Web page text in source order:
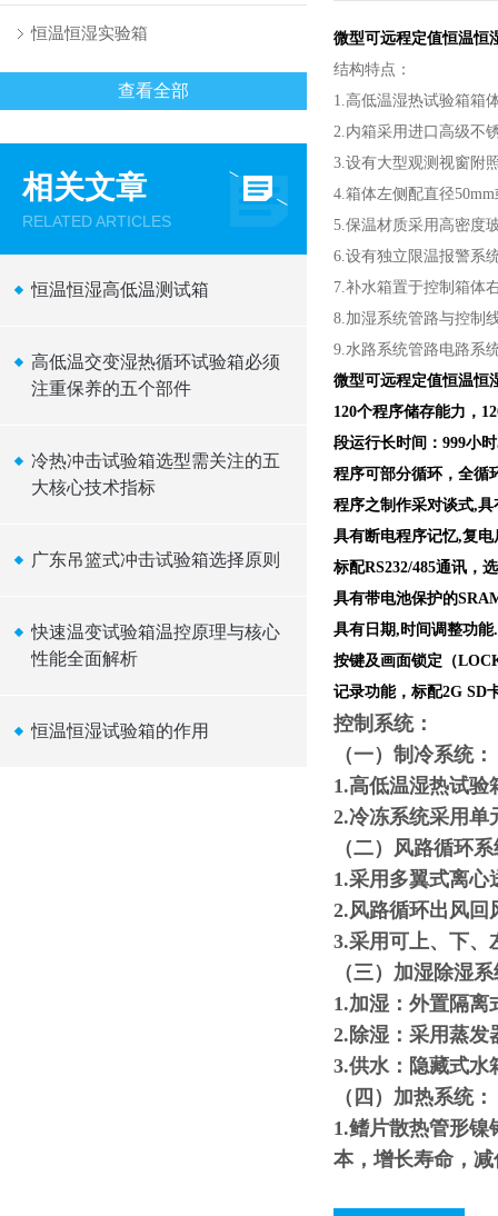
恒温恒湿实验箱
查看全部
相关文章
RELATED ARTICLES
恒温恒湿高低温测试箱
高低温交变湿热循环试验箱必须
注重保养的五个部件
冷热冲击试验箱选型需关注的五
大核心技术指标
广东吊篮式冲击试验箱选择原则
快速温变试验箱温控原理与核心
性能全面解析
恒温恒湿试验箱的作用
微型可远程定值恒温恒
结构特点：
1.高低温湿热试验箱箱
2.内箱采用进口高级不
3.设有大型观测视窗附
4.箱体左侧配直径
5.保温材质采用高密度
6.设有独立限温报警系
7.补水箱置于控制箱体
8.加湿系统管路与控制
9.水路系统管路电路系
微型可远程定值恒温恒
120个程序储存能力，
段运行长时间：999小
程序可部分循环，全循
程序之制作采对谈式,
具有断电程序记忆,复
标配RS232/485通讯，
具有带电池保护的
具有日期,时间调整功能.
按键及画面锁定（
记录功能，标配2G SD
控制系统：
（一）制冷系统：
1.高低温湿热试
2.冷冻系统采用单
（二）风路循环
1.采用多翼式离
2.风路循环出风回
3.采用可上、下、
（三）加湿除湿
1.加湿：外置隔
2.除湿：采用蒸发
3.供水：隐藏式水
（四）加热系统：
1.鳍片散热管形
本，增长寿命，